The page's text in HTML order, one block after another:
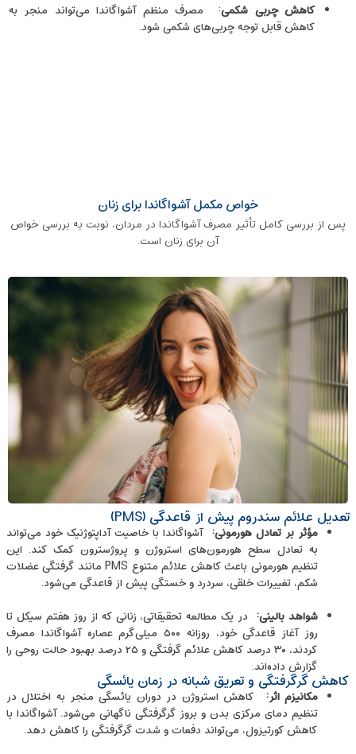
کاهش چربی شکمی: مصرف منظم آشواگاندا می‌تواند منجر به
کاهش قابل ‌توجه چربی‌های شکمی شود.
خواص مکمل آشواگاندا برای زنان
پس از بررسی کامل تأثیر مصرف آشواگاندا در مردان، نوبت به بررسی خواص
آن برای زنان است.
تعدیل علائم سندروم پیش از قاعدگی (PMS)
مؤثر بر تعادل هورمونی: آشواگاندا با خاصیت آداپتوژنیک خود می‌تواند
به تعادل سطح هورمون‌های استروژن و پروژسترون کمک کند. این
تنظیم هورمونی باعث کاهش علائم متنوع PMS مانند گرفتگی عضلات
شکم، تغییرات خلقی، سردرد و خستگی پیش از قاعدگی می‌شود.
شواهد بالینی: در یک مطالعه تحقیقاتی، زنانی که از روز هفتم سیکل تا
روز آغاز قاعدگی خود، روزانه ۵۰۰ میلی‌گرم عصاره آشواگاندا مصرف
کردند، ۳۰ درصد کاهش علائم گرفتگی و ۲۵ درصد بهبود حالت روحی را
گزارش داده‌اند.
کاهش گرگرفتگی و تعریق شبانه در زمان یائسگی
مکانیزم اثر: کاهش استروژن در دوران یائسگی منجر به اختلال در
تنظیم دمای مرکزی بدن و بروز گرگرفتگی ناگهانی می‌شود. آشواگاندا با
کاهش کورتیزول، می‌تواند دفعات و شدت گرگرفتگی را کاهش دهد.